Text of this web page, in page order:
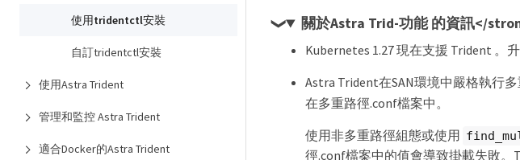
使用tridentctl安裝
自訂tridentctl安裝
使用Astra Trident
管理和監控 Astra Trident
適合Docker的Astra Trident
關於Astra Trid-功能 的資訊</
Kubernetes 1.27 現在支援 Trident 。
Astra Trident在SAN環境中嚴格執行
在多重路徑.conf檔案中。
使用非多重路徑組態或使用
徑.conf檔案中的值會導致掛載失敗。